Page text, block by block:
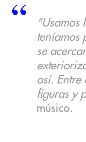
"Usamos
teníamos
se
así. Entre
figuras y
músico.